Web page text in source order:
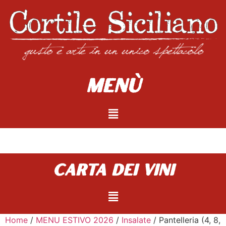
Menù
carta dei vini
Home / MENU ESTIVO 2026 / Insalate / Pantelleria (4, 8,